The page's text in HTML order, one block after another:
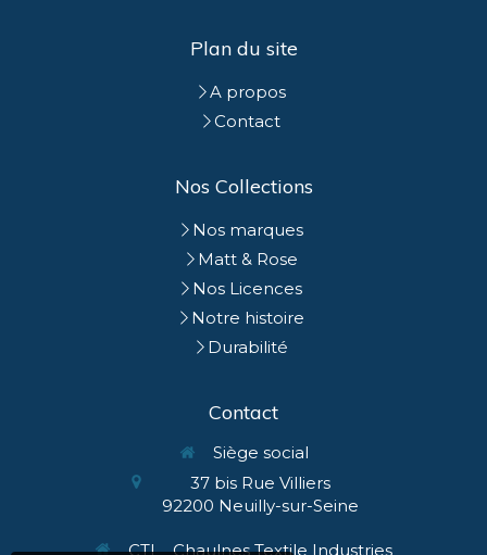
Plan du site
A propos
Contact
Nos Collections
Nos marques
Matt & Rose
Nos Licences
Notre histoire
Durabilité
Contact
Siège social
37 bis Rue Villiers
92200 Neuilly-sur-Seine
CTI _ Chaulnes Textile Industries